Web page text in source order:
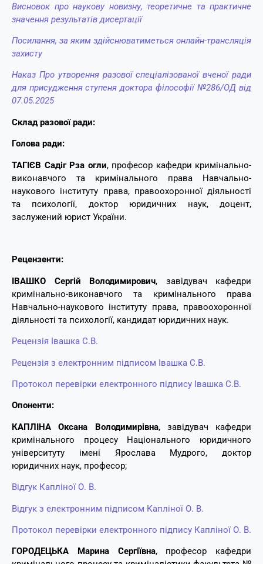
Висновок про наукову новизну, теоретичне та практичне
значення результатів дисертації
Посилання, за яким здійснюватиметься онлайн-трансляція
захисту
Наказ Про утворення разової спеціалізованої вченої ради
для присудження ступеня доктора філософії №286/ОД від
07.05.2025
Склад разової ради:
Голова ради:
ТАГІЄВ Садіг Рза огли, професор кафедри кримінально-
виконавчого та кримінального права Навчально-
наукового інституту права, правоохоронної діяльності
та психології, доктор юридичних наук, доцент,
заслужений юрист України.
Рецензенти:
ІВАШКО Сергій Володимирович, завідувач кафедри
кримінально-виконавчого та кримінального права
Навчально-наукового інституту права, правоохоронної
діяльності та психології, кандидат юридичних наук.
Рецензія Івашка С.В.
Рецензія з електронним підписом Івашка С.В.
Протокол перевірки електронного підпису Івашка С.В.
Опоненти:
КАПЛІНА Оксана Володимирівна, завідувач кафедри
кримінального процесу Національного юридичного
університуту імені Ярослава Мудрого, доктор
юридичних наук, професор;
Відгук Капліної О. В.
Відгук з електронним підписом Капліної О. В.
Протокол перевірки електронного підпису Капліної О. В.
ГОРОДЕЦЬКА Марина Сергіївна, професор кафедри